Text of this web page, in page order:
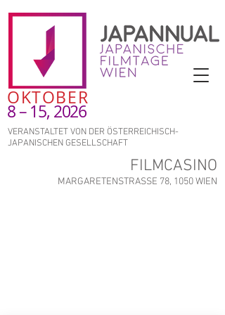
OKTOBER
8 – 15, 2026
VERANSTALTET VON DER ÖSTERREICHISCH-
JAPANISCHEN GESELLSCHAFT
FILMCASINO
MARGARETENSTRASSE 78, 1050 WIEN